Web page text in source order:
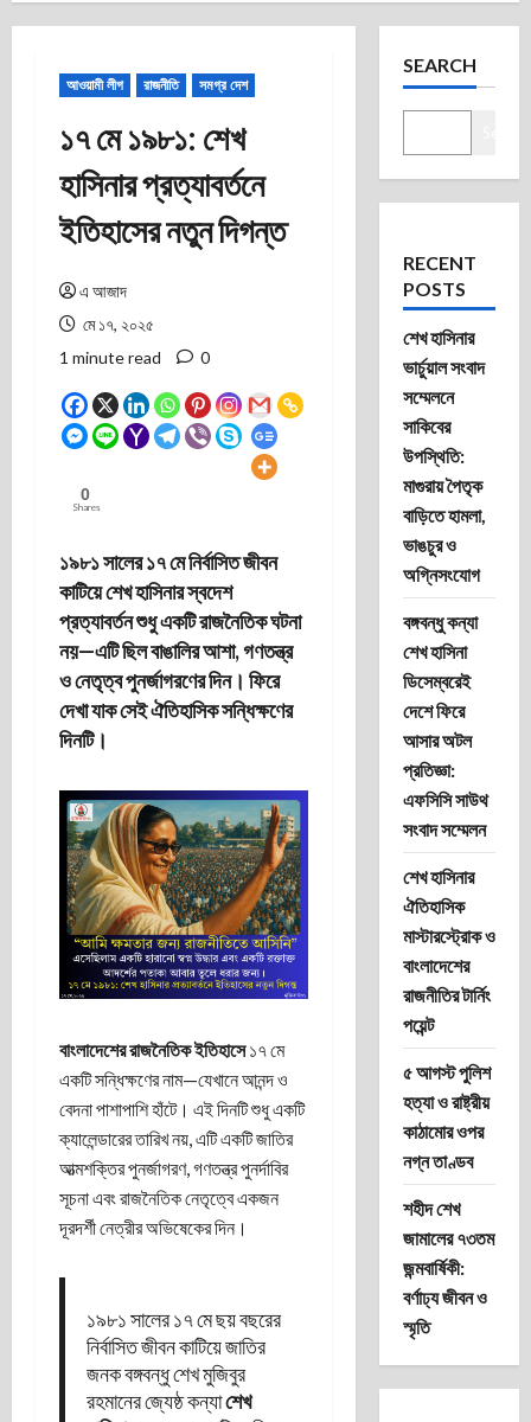
আওয়ামী লীগ রাজনীতি সমগ্র দেশ
১৭ মে ১৯৮১: শেখ
হাসিনার প্রত্যাবর্তনে
ইতিহাসের নতুন দিগন্ত
এ আজাদ
মে ১৭, ২০২৫
1 minute read
0
0
Shares
১৯৮১ সালের ১৭ মে নির্বাসিত জীবন
কাটিয়ে শেখ হাসিনার স্বদেশ
প্রত্যাবর্তন শুধু একটি রাজনৈতিক ঘটনা
নয়—এটি ছিল বাঙালির আশা, গণতন্ত্র
ও নেতৃত্ব পুনর্জাগরণের দিন। ফিরে
দেখা যাক সেই ঐতিহাসিক সন্ধিক্ষণের
দিনটি।
বাংলাদেশের রাজনৈতিক ইতিহাসে১৭ মে
একটি সন্ধিক্ষণের নাম—যেখানে আনন্দ ও
বেদনা পাশাপাশি হাঁটে। এই দিনটি শুধু একটি
ক্যালেন্ডারের তারিখ নয়, এটি একটি জাতির
আত্মশক্তির পুনর্জাগরণ, গণতন্ত্র পুনর্দাবির
সূচনা এবং রাজনৈতিক নেতৃত্বে একজন
দূরদর্শী নেত্রীর অভিষেকের দিন।
১৯৮১ সালের ১৭ মে ছয় বছরের
নির্বাসিত জীবন কাটিয়ে জাতির
জনক বঙ্গবন্ধু শেখ মুজিবুর
রহমানের জ্যেষ্ঠ কন্যাশেখ
SEARCH
RECENT
POSTS
শেখ হাসিনার
ভার্চুয়াল সংবাদ
সম্মেলনে
সাকিবের
উপস্থিতি:
মাগুরায় পৈতৃক
বাড়িতে হামলা,
ভাঙচুর ও
অগ্নিসংযোগ
বঙ্গবন্ধু কন্যা
শেখ হাসিনা
ডিসেম্বরেই
দেশে ফিরে
আসার অটল
প্রতিজ্ঞা:
এফসিসি সাউথ
সংবাদ সম্মেলন
শেখ হাসিনার
ঐতিহাসিক
মাস্টারস্ট্রোক ও
বাংলাদেশের
রাজনীতির টার্নিং
পয়েন্ট
৫ আগস্ট পুলিশ
হত্যা ও রাষ্ট্রীয়
কাঠামোর ওপর
নগ্ন তাণ্ডব
শহীদ শেখ
জামালের ৭৩তম
জন্মবার্ষিকী:
বর্ণাঢ্য জীবন ও
স্মৃতি